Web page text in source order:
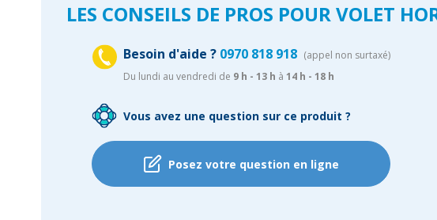
LES CONSEILS DE PROS POUR VOLET
Besoin d'aide ? 0970 818 918 (appel non surtaxé)
Du lundi au vendredi de 9 h - 13 h à 14 h - 18 h
Vous avez une question sur ce produit ?
Posez votre question en ligne